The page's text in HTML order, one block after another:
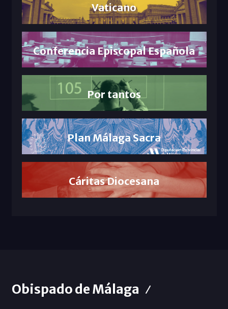
Vaticano
Conferencia Episcopal Española
Por tantos
Plan Málaga Sacra
Cáritas Diocesana
Obispado de Málaga